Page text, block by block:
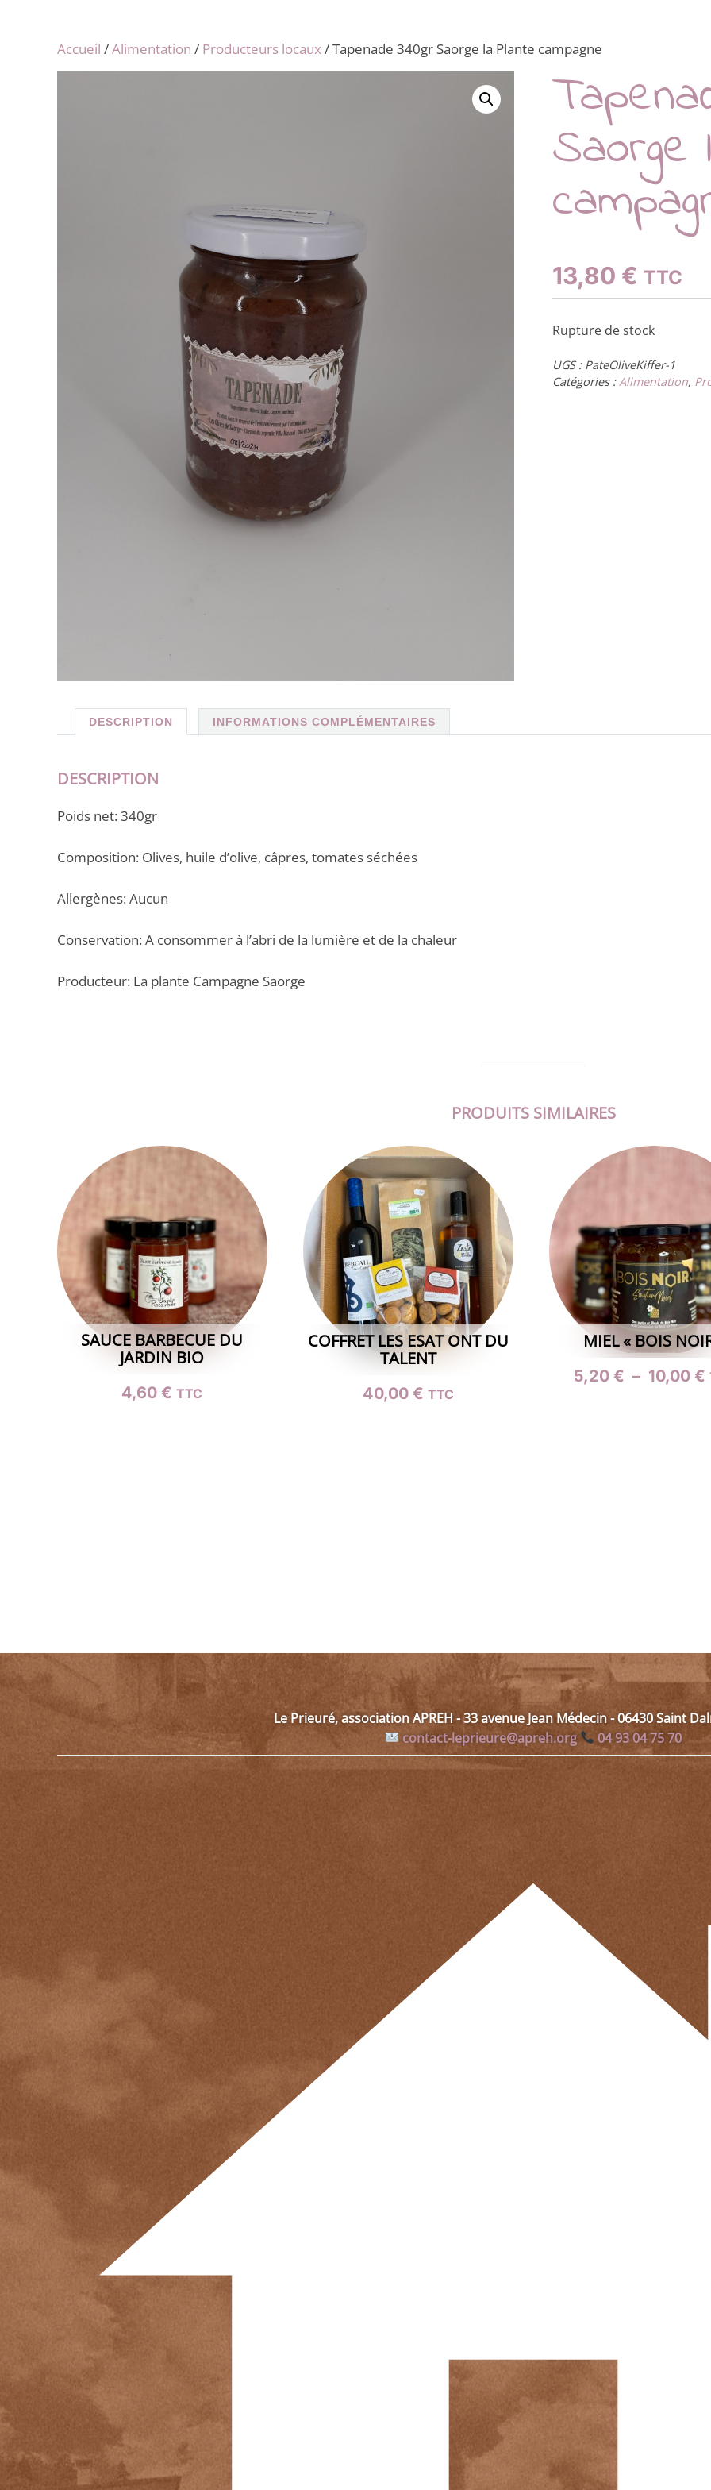
Accueil /Alimentation / Producteurs locaux/ Tapenade 340gr Saorge la Plante campagne
Saorge
13,80 € TTC
Rupture de stock
UGS : PateOliveKiffer-1
Catégories :Alimentation,
DESCRIPTION INFORMATIONS COMPLÉMENTAIRES
DESCRIPTION
Poids net: 340gr
Composition: Olives, huile d’olive, câpres, tomates séchées
Allergènes: Aucun
Conservation: A consommer à l’abri de la lumière et de la chaleur
Producteur: La plante Campagne Saorge
PRODUITS SIMILAIRES
SAUCE BARBECUE DU
JARDIN BIO
4,60€ TTC
COFFRET LES ESAT ONT DU
TALENT
40,00 € TTC
MIEL « BOIS
5,20 € – 10,00 €
Le Prieuré, association APREH - 33 avenue Jean Médecin - 06430 Saint
contact-leprieure@apreh.org
04 93 04 75 70